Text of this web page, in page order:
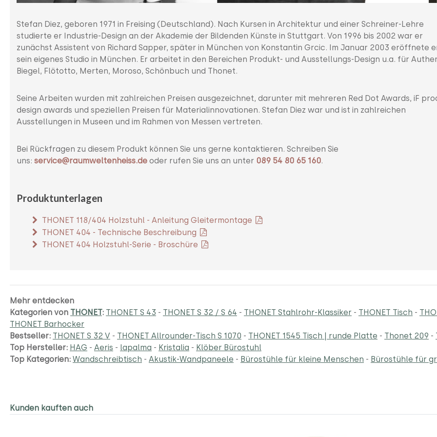
Stefan Diez, geboren 1971 in Freising (Deutschland). Nach Kursen in Architektur und einer Schreiner-Lehre
studierte er Industrie-Design an der Akademie der Bildenden Künste in Stuttgart. Von 1996 bis 2002 war er
zunächst Assistent von Richard Sapper, später in München von Konstantin Grcic. Im Januar 2003 eröffnete
sein eigenes Studio in München. Er arbeitet in den Bereichen Produkt- und Ausstellungs-Design u.a. für
Biegel, Flötotto, Merten, Moroso, Schönbuch und Thonet.
Seine Arbeiten wurden mit zahlreichen Preisen ausgezeichnet, darunter mit mehreren Red Dot Awards, iF
design awards und speziellen Preisen für Materialinnovationen. Stefan Diez war und ist in zahlreichen
Ausstellungen in Museen und im Rahmen von Messen vertreten.
Bei Rückfragen zu diesem Produkt können Sie uns gerne kontaktieren. Schreiben Sie
uns: service@raumweltenheiss.de oder rufen Sie uns an unter 089 54 80 65 160.
Produktunterlagen
THONET 118/404 Holzstuhl - Anleitung Gleitermontage
THONET 404 - Technische Beschreibung
THONET 404 Holzstuhl-Serie - Broschüre
Mehr entdecken
Kategorien von THONET: THONET S 43 - THONET S 32 / S 64 - THONET Stahlrohr-Klassiker - THONET Tisch -
THONET Barhocker
Bestseller: THONET S 32 V - THONET Allrounder-Tisch S 1070 - THONET 1545 Tisch | runde Platte - Thonet 209 -
Top Hersteller: HAG - Aeris - lapalma - Kristalia - Klöber Bürostuhl
Top Kategorien: Wandschreibtisch - Akustik-Wandpaneele - Bürostühle für kleine Menschen - Bürostühle für
Kunden kauften auch